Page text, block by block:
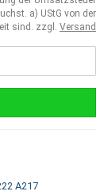
a) UStG von der
sind. zzgl. Versand